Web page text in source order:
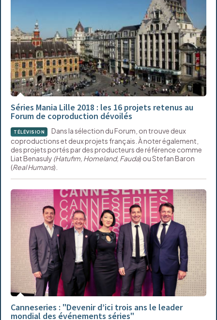
Séries Mania Lille 2018 : les 16 projets retenus au
Forum de coproduction dévoilés
TÉLÉVISION
Dans la sélection du Forum, on trouve deux
coproductions et deux projets français. À noter également,
des projets portés par des producteurs de référence comme
Liat Benasuly (Hatufim, Homeland, Fauda) ou Stefan Baron
(Real Humans).
Canneseries : "Devenir d’ici trois ans le leader
mondial des événements séries"